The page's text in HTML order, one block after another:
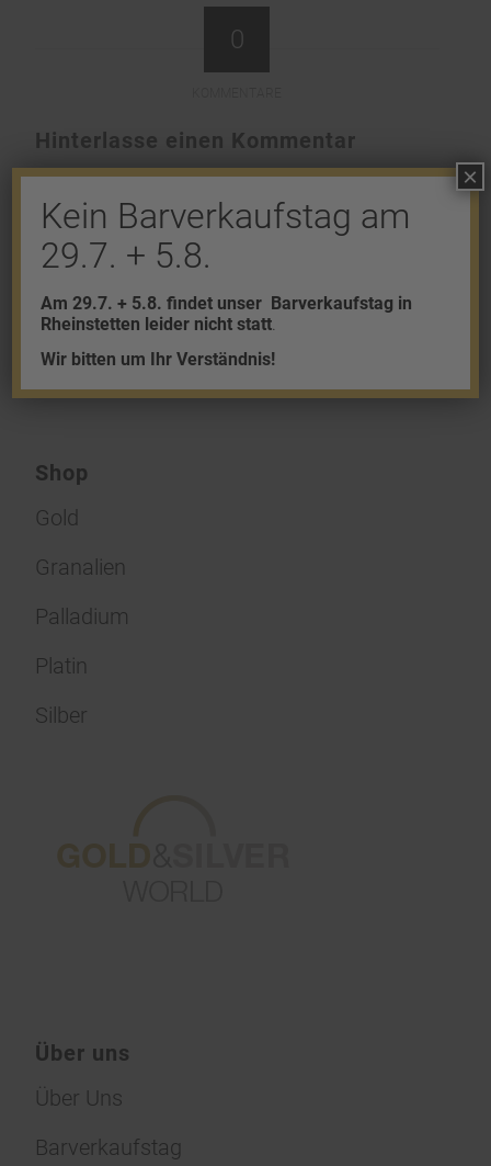
0
Hinterlasse einen Kommentar
An der Diskussion beteiligen?
Hinterlasse uns deinen Kommentar!
Du musstangemeldet
Kommentar abzugeben.
Shop
Gold
Granalien
Palladium
Platin
Silber
Über uns
Über Uns
Barverkaufstag
Kein Barverkaufstag am
29.7. + 5.8.
Am 29.7. + 5.8. findet unser Barverkaufstag in
Rheinstetten leider nicht statt
Wir bitten um Ihr Verständnis!
×